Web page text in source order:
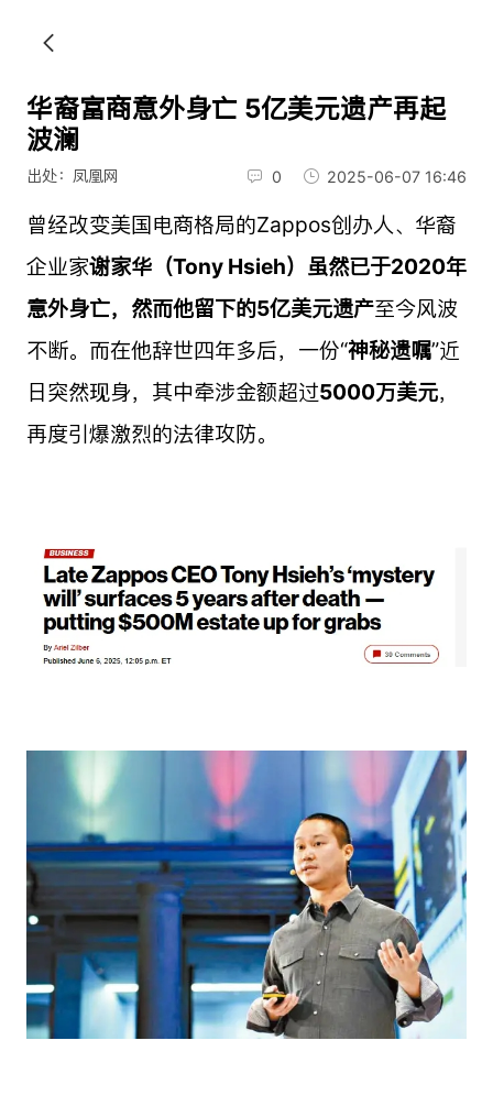
华裔富商意外身亡 5亿美元遗产再起
波澜
出处：凤凰网 0 2025-06-07 16:46
曾经改变美国电商格局的Zappos创办人、华裔
企业家谢家华（Tony Hsieh）虽然已于2020年
意外身亡，然而他留下的5亿美元遗产至今风波
不断。而在他辞世四年多后，一份“神秘遗嘱”近
日突然现身，其中牵涉金额超过5000万美元，
再度引爆激烈的法律攻防。